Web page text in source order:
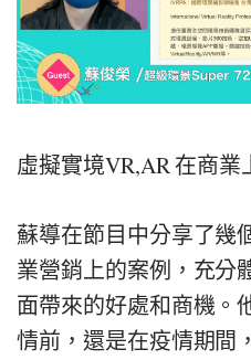
虛擬實境VR,AR 在商業
蘇導在節目中分享了幾
業營銷上的案例，充分
面帶來的好處和商機。
情前，還是在疫情期間